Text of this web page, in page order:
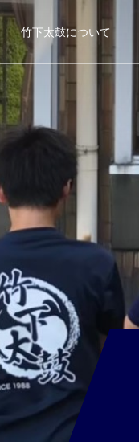
竹下太鼓について